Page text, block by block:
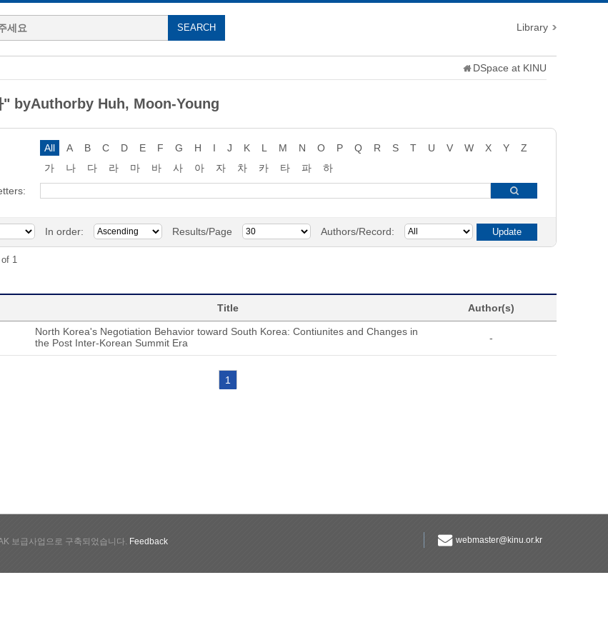
Library
DSpace at KINU
byAuthorby Huh, Moon-Young
All A B C D E F G H I J K L M N O P Q R S T U V W X Y
Z
가
나 다 라 마 바 사 아 자 차 카 타 파
하
In order: Results/Page Authors/Record:
1
Title Author(s)
North Korea's Negotiation Behavior toward South Korea: Contiunites and Changes in
the Post Inter-Korean Summit Era
-
1
webmaster@kinu.or.kr
보급사업으로 구축되었습니다. Feedback